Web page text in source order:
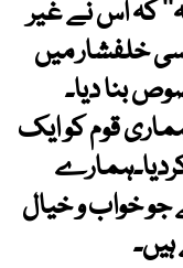
کہ اس نے غیر
خلفشار میں
بنا دیا۔
قوم کو ایک
کردیا۔ہمارے
جو خواب و خیال